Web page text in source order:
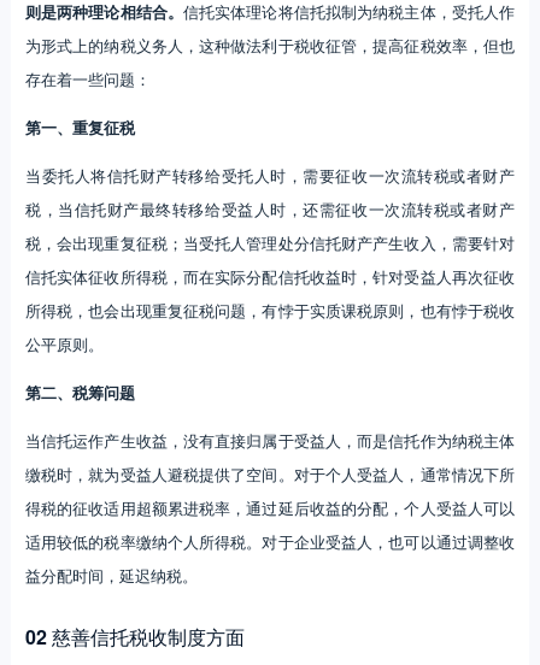
则是两种理论相结合。 信托实体理论将信托拟制为纳税主体，受托人作
为形式上的纳税义务人，这种做法利于税收征管，提高征税效率，但也
存在着一些问题：
第一、重复征税
当委托人将信托财产转移给受托人时，需要征收一次流转税或者财产
税，当信托财产最终转移给受益人时，还需征收一次流转税或者财产
税，会出现重复征税；当受托人管理处分信托财产产生收入，需要针对
信托实体征收所得税，而在实际分配信托收益时，针对受益人再次征收
所得税，也会出现重复征税问题，有悖于实质课税原则，也有悖于税收
公平原则。
第二、税筹问题
当信托运作产生收益，没有直接归属于受益人，而是信托作为纳税主体
缴税时，就为受益人避税提供了空间。对于个人受益人，通常情况下所
得税的征收适用超额累进税率，通过延后收益的分配，个人受益人可以
适用较低的税率缴纳个人所得税。对于企业受益人，也可以通过调整收
益分配时间，延迟纳税。
02慈善信托税收制度方面